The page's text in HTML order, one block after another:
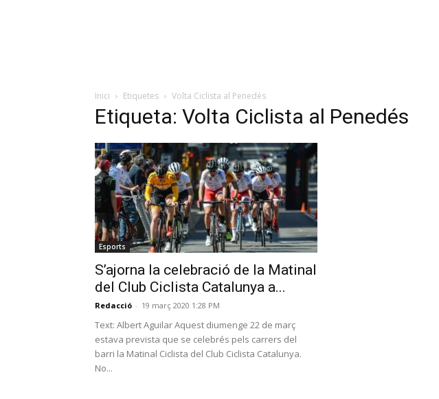
Inici Etiquetes Volta Ciclista al Penedés
Etiqueta: Volta Ciclista al Penedés
Esports
S’ajorna la celebració de la Matinal
del Club Ciclista Catalunya a...
Redacció - 19 març 2020 1:28 PM
Text: Albert Aguilar Aquest diumenge 22 de març
estava prevista que se celebrés pels carrers del
barri la Matinal Ciclista del Club Ciclista Catalunya.
No...